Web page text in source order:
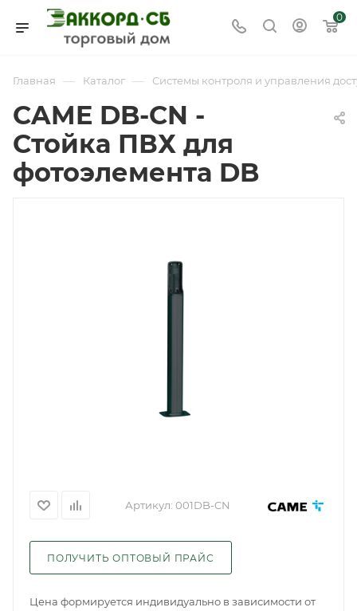
0
Главная — Каталог — Системы контроля и управления
CAME DB-CN -
Стойка ПВХ для
фотоэлемента DB
Артикул: 001DB-CN
ПОЛУЧИТЬ ОПТОВЫЙ ПРАЙС
Цена формируется индивидуально в зависимости от